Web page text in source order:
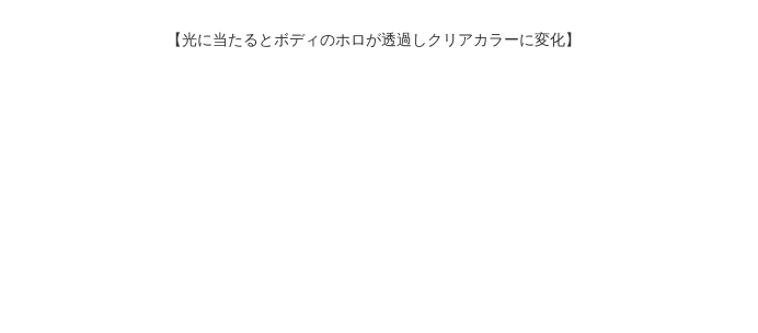
【光に当たるとボディのホロが透過しクリアカラーに変化】